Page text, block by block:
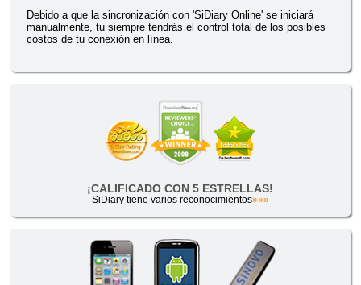
Debido a que la sincronización con 'SiDiary Online' se iniciará
manualmente, tu siempre tendrás el control total de los posibles
costos de tu conexión en línea.
¡CALIFICADO CON 5 ESTRELLAS!
SiDiary tiene varios reconocimientos»»»